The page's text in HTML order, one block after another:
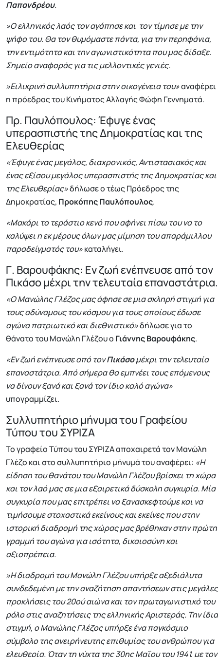
Παπανδρέου.
»Ο ελληνικός λαός τον αγάπησε και τον τίμησε με την
ψήφο του. Θα τον θυμόμαστε πάντα, για την περηφάνια,
την εντιμότητα και την αγωνιστικότητα που μας δίδαξε.
Σημείο αναφοράς για τις μελλοντικές γενιές.
»Ειλικρινή συλλυπητήρια στην οικογένεια του»αναφέρει
η πρόεδρος του Κινήματος Αλλαγής Φώφη Γεννηματά.
Πρ. Παυλόπουλος: Έφυγε ένας
υπερασπιστής της Δημοκρατίας και της
Ελευθερίας
«Έφυγε ένας μεγάλος, διαχρονικός, Αντιστασιακός και
ένας εξίσου μεγάλος υπερασπιστής της Δημοκρατίας και
της Ελευθερίας»δήλωσε ο τέως Πρόεδρος της
Δημοκρατίας, Προκόπης Παυλόπουλος.
«Μακάρι το τεράστιο κενό που αφήνει πίσω του να το
καλύψει η εκ μέρους όλων μας μίμηση του απαράμιλλου
παραδείγματός του»καταλήγει.
Γ. Βαρουφάκης: Εν ζωή ενέπνευσε από τον
Πικάσο μέχρι την τελευταία επαναστάτρια.
«Ο Μανώλης Γλέζος μας άφησε σε μια σκληρή στιγμή για
τους αδύναμους του κόσμου για τους οποίους έδωσε
αγώνα πατριωτικό και διεθνιστικό»δήλωσε για το
θάνατο του Μανώλη Γλέζου ο Γιάννης Βαρουφάκης.
«Εν ζωή ενέπνευσε από τονΠικάσομέχρι την τελευταία
επαναστάτρια. Από σήμερα θα εμπνέει τους επόμενους
να δίνουν ξανά και ξανά τον ίδιο καλό αγώνα»
υπογραμμίζει.
Συλλυπητήριο μήνυμα του Γραφείου
Τύπου του ΣΥΡΙΖΑ
Το γραφείο Τύπου του ΣΥΡΙΖΑ αποχαιρετά τον Μανώλη
Γλέζο και στο συλλυπητήριο μήνυμά του αναφέρει: «Η
είδηση του θανάτου του Μανώλη Γλέζου βρίσκει τη χώρα
και τον λαό μας σε μια εξαιρετικά δύσκολη συγκυρία. Μία
συγκυρία που μας επιτρέπει να ξανασκεφτούμε και να
τιμήσουμε στοχαστικά εκείνους και εκείνες που στην
ιστορική διαδρομή της χώρας μας βρέθηκαν στην πρώτη
γραμμή του αγώνα για ισότητα, δικαιοσύνη και
αξιοπρέπεια.
»Η διαδρομή του Μανώλη Γλέζου υπήρξε αξεδιάλυτα
συνδεδεμένη με την αναζήτηση απαντήσεων στις μεγάλες
προκλήσεις του 20ού αιώνα και τον πρωταγωνιστικό του
ρόλο στις αναζητήσεις της ελληνικής Αριστεράς. Την ίδια
στιγμή, ο Μανώλης Γλέζος υπήρξε ένα παγκόσμιο
σύμβολο της ανειρήνευτης επιθυμίας του ανθρώπου για
ελευθερία. Όταν τη νύχτα της 30ης Μαΐου του 1941, με τον